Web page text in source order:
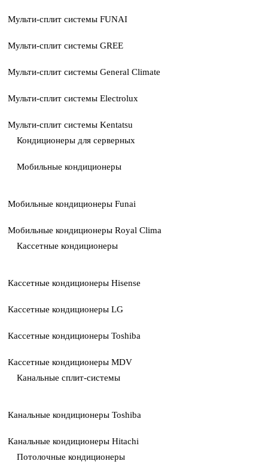
Мульти-сплит системы FUNAI
Мульти-сплит системы GREE
Мульти-сплит системы General Climate
Мульти-сплит системы Electrolux
Мульти-сплит системы Kentatsu
Кондиционеры для серверных
Мобильные кондиционеры
Мобильные кондиционеры Funai
Мобильные кондиционеры Royal Clima
Кассетные кондиционеры
Кассетные кондиционеры Hisense
Кассетные кондиционеры LG
Кассетные кондиционеры Toshiba
Кассетные кондиционеры MDV
Канальные сплит-системы
Канальные кондиционеры Toshiba
Канальные кондиционеры Hitachi
Потолочные кондиционеры